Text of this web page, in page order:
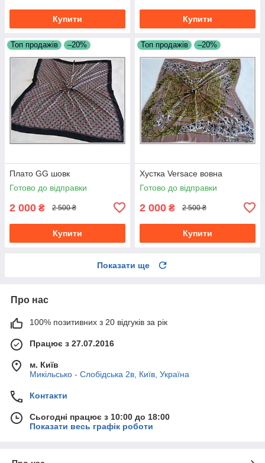
Купити Купити
Топ продажів –20%
Плато GG шовк
Готово до відправки
2 000 ₴ 2 500 ₴
Купити
Топ продажів –20%
Хустка Versace вовна
Готово до відправки
2 000 ₴ 2 500 ₴
Купити
Показати ще
Про нас
100% позитивних з 20 відгуків за рік
Працює з 27.07.2016
м. Київ
Микільсько - Слобідська 2в, Київ, Україна
Контакти
Сьогодні працює з 10:00 до 18:00
Показати весь графік роботи